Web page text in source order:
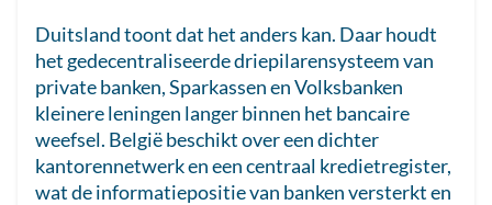
Duitsland toont dat het anders kan. Daar houdt
het gedecentraliseerde driepilarensysteem van
private banken, Sparkassen en Volksbanken
kleinere leningen langer binnen het bancaire
weefsel. België beschikt over een dichter
kantorennetwerk en een centraal kredietregister,
wat de informatiepositie van banken versterkt en